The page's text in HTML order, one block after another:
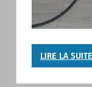
LIRE LA